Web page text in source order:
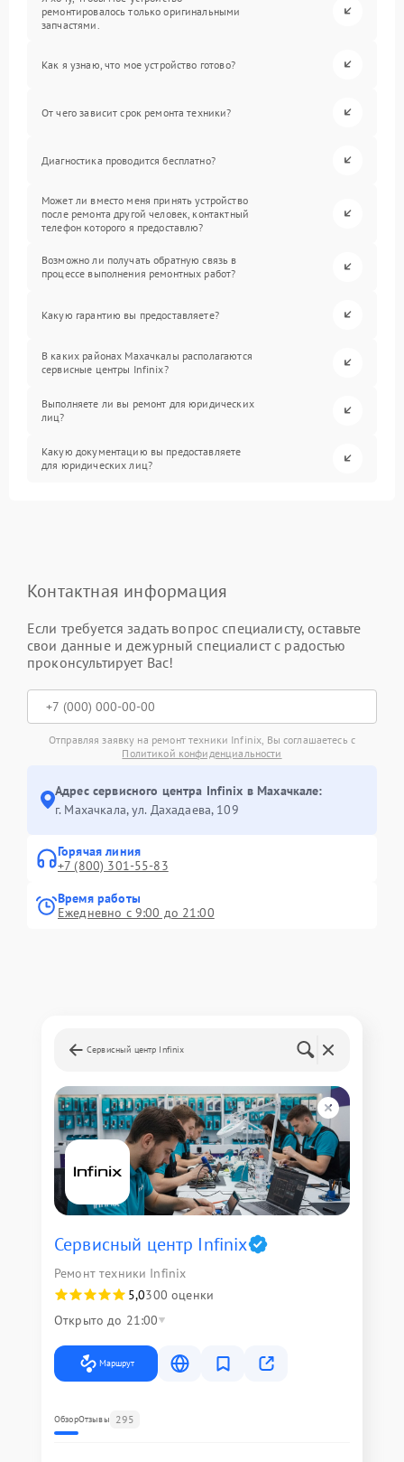
ремонтировалось только оригинальными
запчастями.
Как я узнаю, что мое устройство готово?
От чего зависит срок ремонта техники?
Диагностика проводится бесплатно?
Может ли вместо меня принять устройство
после ремонта другой человек, контактный
телефон которого я предоставлю?
Возможно ли получать обратную связь в
процессе выполнения ремонтных работ?
Какую гарантию вы предоставляете?
В каких районах Махачкалы располагаются
сервисные центры Infinix?
Выполняете ли вы ремонт для юридических
лиц?
Какую документацию вы предоставляете
для юридических лиц?
Контактная информация
Если требуется задать вопрос специалисту, оставьте
свои данные и дежурный специалист с радостью
проконсультирует Вас!
Отправляя заявку на ремонт техники Infinix, Вы соглашаетесь с
Политикой конфиденциальности
Адрес сервисного центра Infinix в Махачкале:
г. Махачкала, ул. Дахадаева, 109
Горячая линия
+7 (800) 301-55-83
Время работы
Ежедневно с 9:00 до 21:00
Сервисный центр Infinix
Сервисный центр Infinix
Ремонт техники Infinix
5,0300 оценки
Открыто до 21:00
Маршрут
ОбзорОтзывы 295